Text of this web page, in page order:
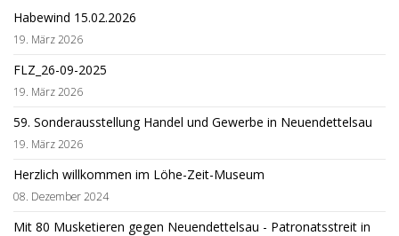
Habewind 15.02.2026
19. März 2026
FLZ_26-09-2025
19. März 2026
59. Sonderausstellung Handel und Gewerbe in Neuendettelsau
19. März 2026
Herzlich willkommen im Löhe-Zeit-Museum
08. Dezember 2024
Mit 80 Musketieren gegen Neuendettelsau - Patronatsstreit in